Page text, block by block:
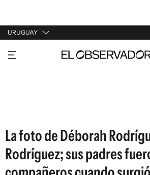
URUGUAY
URUGUAY
ARGENTINA
La foto de Déborah
Rodríguez; sus padres